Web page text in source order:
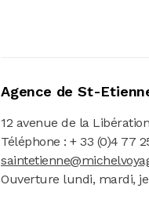
Agence de St-
12 avenue de la
Téléphone : + 33 (0)4 77
Ouverture lundi, mardi,